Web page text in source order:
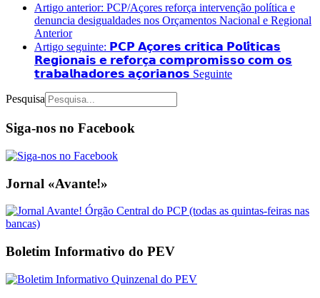
Artigo anterior: PCP/Açores reforça intervenção política e
denuncia desigualdades nos Orçamentos Nacional e Regional
Anterior
Artigo seguinte: 𝗣𝗖𝗣 𝗔𝗰̧𝗼𝗿𝗲𝘀 𝗰𝗿𝗶𝘁𝗶𝗰𝗮 𝗣𝗼𝗹𝗶́𝘁𝗶𝗰𝗮𝘀
𝗥𝗲𝗴𝗶𝗼𝗻𝗮𝗶𝘀 𝗲 𝗿𝗲𝗳𝗼𝗿𝗰̧𝗮 𝗰𝗼𝗺𝗽𝗿𝗼𝗺𝗶𝘀𝘀𝗼 𝗰𝗼𝗺 𝗼𝘀
𝘁𝗿𝗮𝗯𝗮𝗹𝗵𝗮𝗱𝗼𝗿𝗲𝘀 𝗮𝗰̧𝗼𝗿𝗶𝗮𝗻𝗼𝘀 Seguinte
Pesquisa
Siga-nos no Facebook
Jornal «Avante!»
Boletim Informativo do PEV